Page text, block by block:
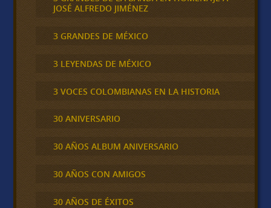
JOSÉ ALFREDO JIMÉNEZ
3 GRANDES DE MÉXICO
3 LEYENDAS DE MÉXICO
3 VOCES COLOMBIANAS EN LA HISTORIA
30 ANIVERSARIO
30 AÑOS ALBUM ANIVERSARIO
30 AÑOS CON AMIGOS
30 AÑOS DE ÉXITOS